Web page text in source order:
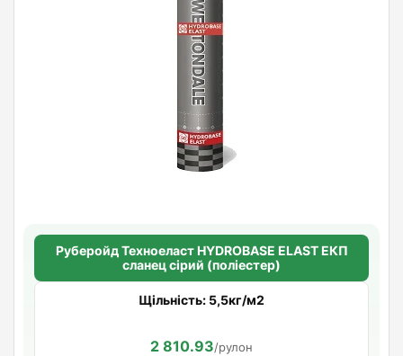
Руберойд Техноеласт HYDROBASE ELAST ЕКП
сланец сірий (поліестер)
Щільність: 5,5кг/м2
2 810.93/рулон